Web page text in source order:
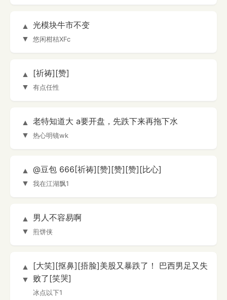
▲
▼
光模块牛市不变
悠闲柑桔XFc
▲
▼
[祈祷][赞]
有点任性
▲
▼
老特知道大 a要开盘，先跌下来再拖下水
热心明镜wk
▲
▼
@豆包 666[祈祷][赞][赞][赞][比心]
我在江湖飘1
▲
▼
男人不容易啊
煎饼侠
▲
▼
[大笑][抠鼻][捂脸]美股又暴跌了！ 巴西男足又失
败了[笑哭]
冰点以下1